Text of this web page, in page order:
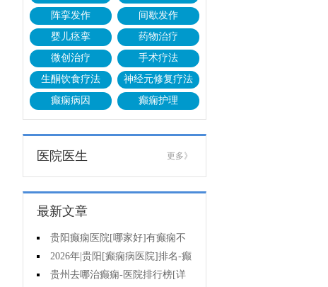
阵挛发作
间歇发作
婴儿痉挛
药物治疗
微创治疗
手术疗法
生酮饮食疗法
神经元修复疗法
癫痫病因
癫痫护理
医院医生 更多》
最新文章
贵阳癫痫医院[哪家好]有癫痫不
能吃什么?
2026年|贵阳[癫痫病医院]排名-癫
痫病人检查对身体有影响吗?
贵州去哪治癫痫-医院排行榜[详